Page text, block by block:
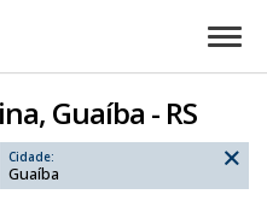
Guaíba - RS
Cidade:
Guaíba